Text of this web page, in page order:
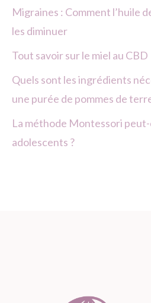
Migraines : Comment l’huile
les diminuer
Tout savoir sur le miel au CBD
Quels sont les ingrédients
une purée de pommes de
La méthode Montessori
adolescents ?